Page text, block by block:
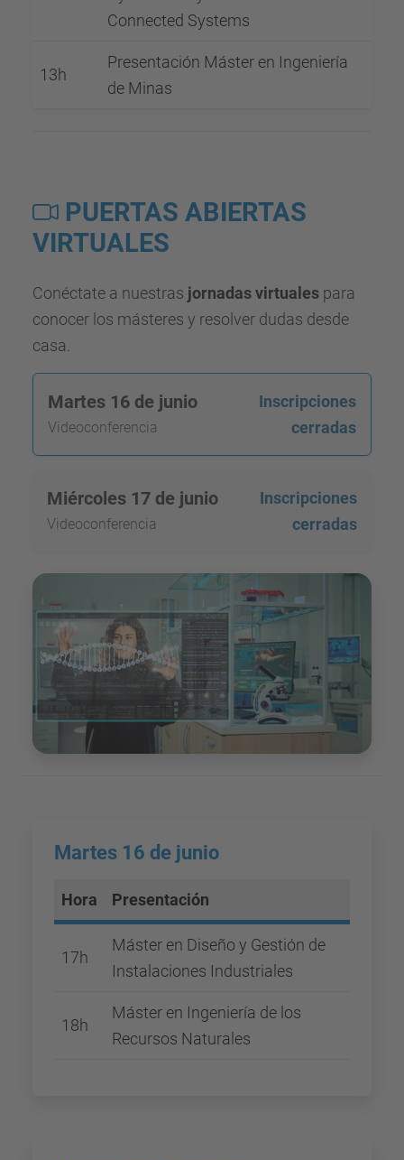
Connected Systems
13h
Presentación Máster en Ingeniería
de Minas
PUERTAS ABIERTAS
VIRTUALES
Conéctate a nuestras jornadas virtuales para
conocer los másteres y resolver dudas desde
casa.
Martes 16 de junio
Videoconferencia
Inscripciones
cerradas
Miércoles 17 de junio
Videoconferencia
Inscripciones
cerradas
Martes 16 de junio
Hora Presentación
17h
Máster en Diseño y Gestión de
Instalaciones Industriales
18h
Máster en Ingeniería de los
Recursos Naturales